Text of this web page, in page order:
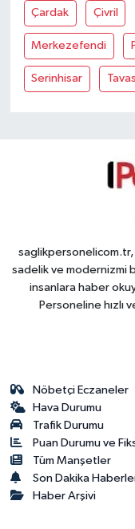
Çardak Çivril
Merkezefendi
Serinhisar Tavas
sadelik ve modernizmi
insanlara haber
Personeline hızlı
Nöbetçi Eczaneler
Hava Durumu
Trafik Durumu
Puan Durumu ve
Tüm Manşetler
Son Dakika
Haber Arşivi